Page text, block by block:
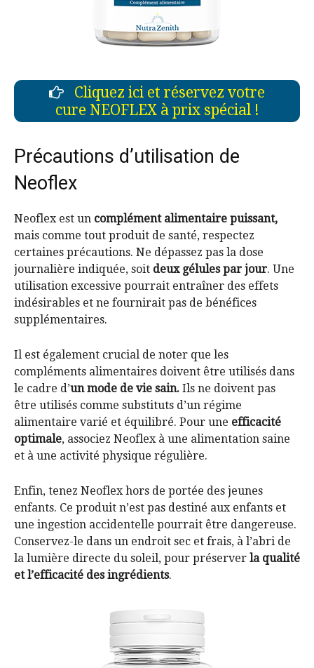
Cliquez ici et réservez votre
cure NEOFLEX à prix spécial !
Précautions d’utilisation de
Neoflex
Neoflex est un complément alimentaire puissant,
mais comme tout produit de santé, respectez
certaines précautions. Ne dépassez pas la dose
journalière indiquée, soit deux gélules par jour. Une
utilisation excessive pourrait entraîner des effets
indésirables et ne fournirait pas de bénéfices
supplémentaires.
Il est également crucial de noter que les
compléments alimentaires doivent être utilisés dans
le cadre d’un mode de vie sain. Ils ne doivent pas
être utilisés comme substituts d’un régime
alimentaire varié et équilibré. Pour une efficacité
optimale, associez Neoflex à une alimentation saine
et à une activité physique régulière.
Enfin, tenez Neoflex hors de portée des jeunes
enfants. Ce produit n’est pas destiné aux enfants et
une ingestion accidentelle pourrait être dangereuse.
Conservez-le dans un endroit sec et frais, à l’abri de
la lumière directe du soleil, pour préserver la qualité
et l’efficacité des ingrédients.